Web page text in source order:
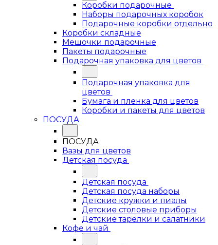
Коробки подарочные
Наборы подарочных коробок
Подарочные коробки отдельно
Коробки складные
Мешочки подарочные
Пакеты подарочные
Подарочная упаковка для цветов
Подарочная упаковка для
цветов
Бумага и пленка для цветов
Коробки и пакеты для цветов
ПОСУДА
ПОСУДА
Вазы для цветов
Детская посуда
Детская посуда
Детская посуда наборы
Детские кружки и пиалы
Детские столовые приборы
Детские тарелки и салатники
Кофе и чай